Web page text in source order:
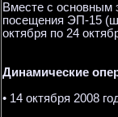
Вместе с основным
посещения ЭП-15
октября по 24
Динамические
• 14 октября 2008